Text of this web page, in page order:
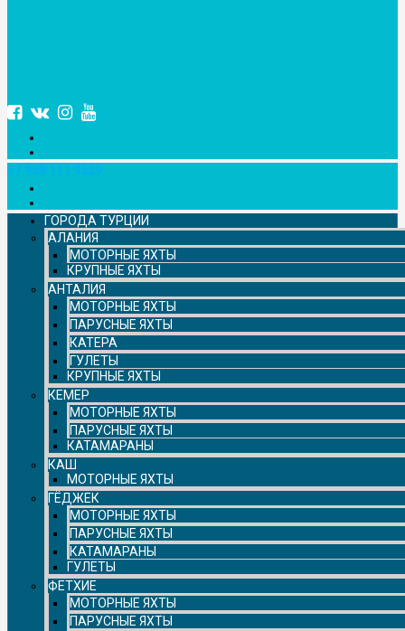
+7 958 111 9529
ГОРОДА ТУРЦИИ
АЛАНИЯ
МОТОРНЫЕ ЯХТЫ
КРУПНЫЕ ЯХТЫ
АНТАЛИЯ
МОТОРНЫЕ ЯХТЫ
ПАРУСНЫЕ ЯХТЫ
КАТЕРА
ГУЛЕТЫ
КРУПНЫЕ ЯХТЫ
КЕМЕР
МОТОРНЫЕ ЯХТЫ
ПАРУСНЫЕ ЯХТЫ
КАТАМАРАНЫ
КАШ
МОТОРНЫЕ ЯХТЫ
ГЁДЖЕК
МОТОРНЫЕ ЯХТЫ
ПАРУСНЫЕ ЯХТЫ
КАТАМАРАНЫ
ГУЛЕТЫ
ФЕТХИЕ
МОТОРНЫЕ ЯХТЫ
ПАРУСНЫЕ ЯХТЫ